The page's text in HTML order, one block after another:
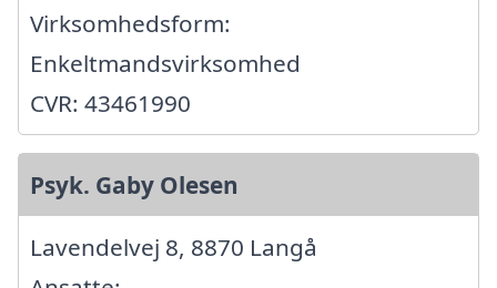
Virksomhedsform:
Enkeltmandsvirksomhed
CVR: 43461990
Psyk. Gaby Olesen
Lavendelvej 8, 8870 Langå